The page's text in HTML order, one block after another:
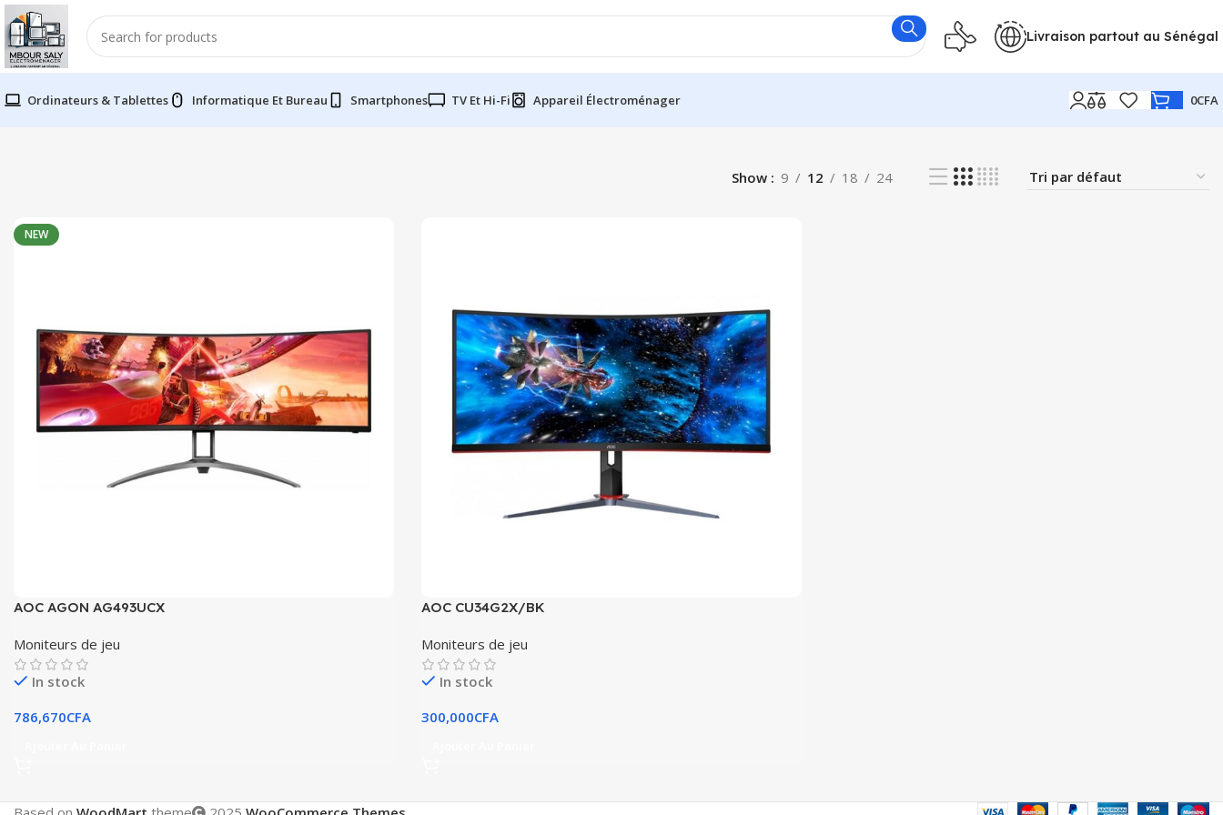
Livraison partout au Sénégal
Ordinateurs & Tablettes Informatique Et Bureau Smartphones TV Et Hi-Fi Appareil Électroménager 0CFA
Show 9 12 18 24
NEW
AOC AGON AG493UCX
Moniteurs de jeu
In stock
786,670CFA
AOC CU34G2X/BK
Moniteurs de jeu
In stock
300,000CFA